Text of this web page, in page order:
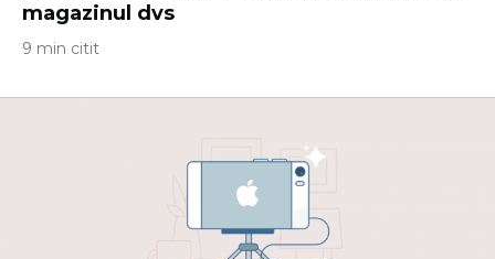
magazinul dvs
9 min citit